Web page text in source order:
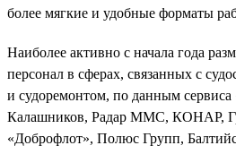
более мягкие и удобные форматы
Наиболее активно с начала года
персонал в сферах, связанных с
и судоремонтом, по данным
Калашников, Радар ММС, КОНАР,
«Доброфлот», Полюс Групп,